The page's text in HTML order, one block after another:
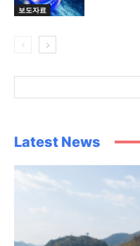
보도자료
Latest News